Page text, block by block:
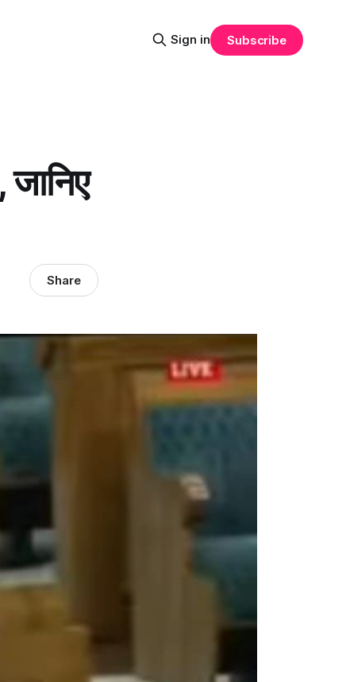
Sign in Subscribe
Share